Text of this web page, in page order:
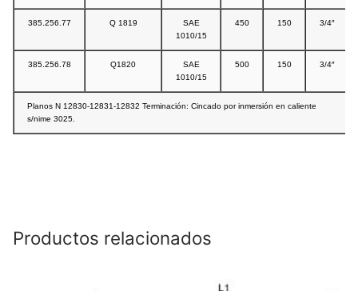
385.256.77 Q 1819
SAE
1010/15
450 150 3/4″
385.256.78 Q1820
SAE
1010/15
500 150 3/4″
Planos N 12830-12831-12832 Terminación: Cincado por inmersión en caliente
s/nime 3025.
Productos relacionados